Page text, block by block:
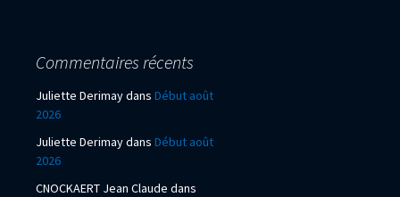
Commentaires récents
Juliette Derimaydans Début août
2026
Juliette Derimaydans Début août
2026
CNOCKAERT Jean Claude dans